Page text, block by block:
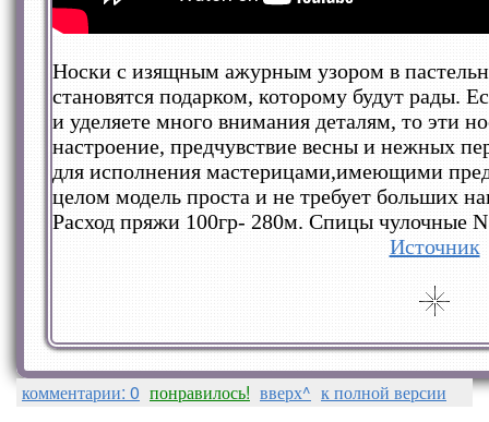
Носки с изящным ажурным узором в
становятся подарком, которому будут рады.
и уделяете много внимания деталям, то эти
настроение, предчувствие весны и нежных
для исполнения мастерицами,имеющими
целом модель проста и не требует больших
Расход пряжи 100гр- 280м. Спицы чулочные
Источник
комментарии: 0 понравилось! вверх^ к полной версии